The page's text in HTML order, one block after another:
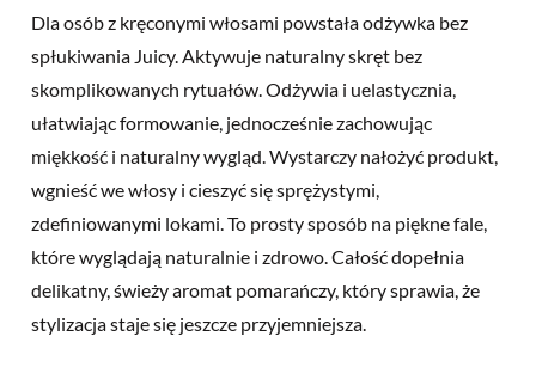
Dla osób z kręconymi włosami powstała odżywka bez
spłukiwania Juicy. Aktywuje naturalny skręt bez
skomplikowanych rytuałów. Odżywia i uelastycznia,
ułatwiając formowanie, jednocześnie zachowując
miękkość i naturalny wygląd. Wystarczy nałożyć produkt,
wgnieść we włosy i cieszyć się sprężystymi,
zdefiniowanymi lokami. To prosty sposób na piękne fale,
które wyglądają naturalnie i zdrowo. Całość dopełnia
delikatny, świeży aromat pomarańczy, który sprawia, że
stylizacja staje się jeszcze przyjemniejsza.